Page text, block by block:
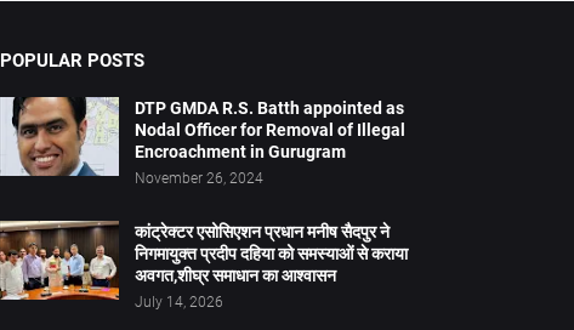
POPULAR POSTS
DTP GMDA R.S. Batth appointed as
Nodal Officer for Removal of Illegal
Encroachment in Gurugram
November 26, 2024
कांट्रेक्टर एसोसिएशन प्रधान मनीष सैदपुर ने
निगमायुक्त प्रदीप दहिया को समस्याओं से कराया
अवगत,शीघ्र समाधान का आश्वासन
July 14, 2026